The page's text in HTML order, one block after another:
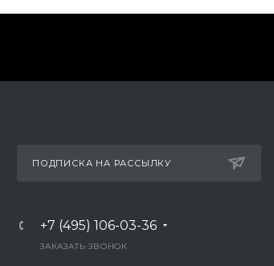
ПОДПИСКА НА РАССЫЛКУ
+7 (495) 106-03-36
ЗАКАЗАТЬ ЗВОНОК